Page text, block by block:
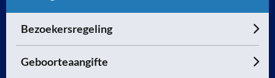
Bezoekersregeling
Geboorteaangifte